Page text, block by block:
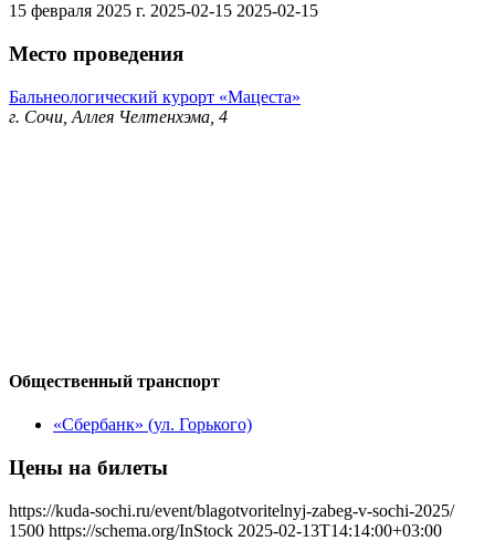
15 февраля 2025 г. 2025-02-15 2025-02-15
Место проведения
Бальнеологический курорт «Мацеста»
г. Сочи, Аллея Челтенхэма, 4
Общественный транспорт
«Сбербанк» (ул. Горького)
Цены на билеты
https://kuda-sochi.ru/event/blagotvoritelnyj-zabeg-v-sochi-2025/
1500 https://schema.org/InStock 2025-02-13T14:14:00+03:00